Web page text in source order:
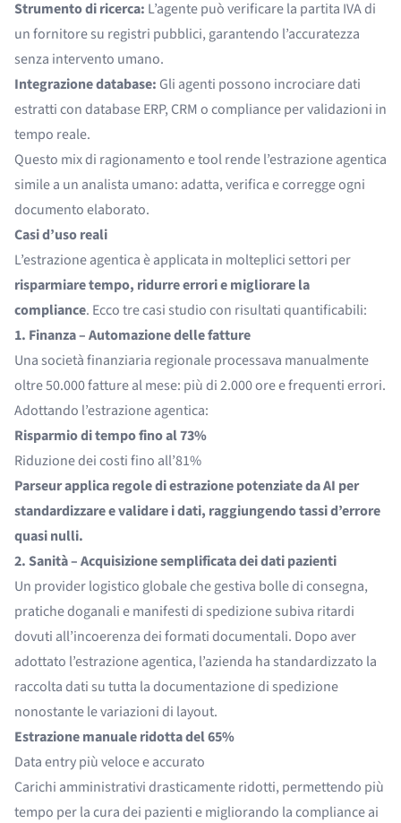
Strumento di ricerca: L’agente può verificare la partita IVA di
un fornitore su registri pubblici, garantendo l’accuratezza
senza intervento umano.
Integrazione database: Gli agenti possono incrociare dati
estratti con database ERP, CRM o compliance per validazioni in
tempo reale.
Questo mix di ragionamento e tool rende l’estrazione agentica
simile a un analista umano: adatta, verifica e corregge ogni
documento elaborato.
Casi d’uso reali
L’estrazione agentica è applicata in molteplici settori per
risparmiare tempo, ridurre errori e migliorare la
compliance. Ecco tre casi studio con risultati quantificabili:
1. Finanza – Automazione delle fatture
Una società finanziaria regionale processava manualmente
oltre 50.000 fatture al mese: più di 2.000 ore e frequenti errori.
Adottando l’estrazione agentica:
Risparmio di tempo fino al 73%
Riduzione dei costi fino all’81%
Parseur applica regole di estrazione potenziate da AI per
standardizzare e validare i dati, raggiungendo tassi d’errore
quasi nulli.
2. Sanità – Acquisizione semplificata dei dati pazienti
Un provider logistico globale che gestiva bolle di consegna,
pratiche doganali e manifesti di spedizione subiva ritardi
dovuti all’incoerenza dei formati documentali. Dopo aver
adottato l’estrazione agentica, l’azienda ha standardizzato la
raccolta dati su tutta la documentazione di spedizione
nonostante le variazioni di layout.
Estrazione manuale ridotta del 65%
Data entry più veloce e accurato
Carichi amministrativi drasticamente ridotti, permettendo più
tempo per la cura dei pazienti e migliorando la compliance ai